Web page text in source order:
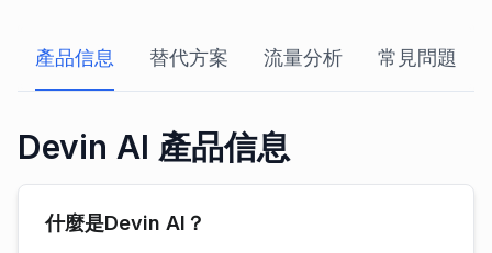
產品信息 替代方案 流量分析 常見問題
Devin AI 產品信息
什麼是Devin AI？